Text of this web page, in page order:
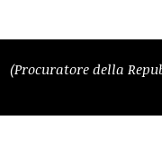
(Procuratore della